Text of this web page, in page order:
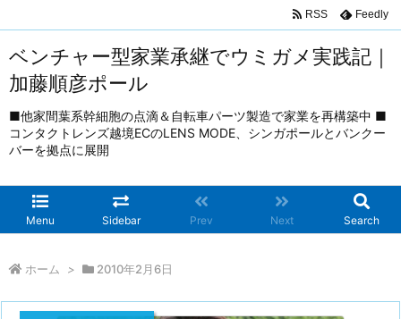
ベンチャー型家業承継でウミガメ実践記｜
加藤順彦ポール
■他家間葉系幹細胞の点滴＆自転車パーツ製造で家業を再構築中 ■
コンタクトレンズ越境ECのLENS MODE、シンガポールとバンクー
バーを拠点に展開
Menu Sidebar Prev Next Search
RSS Feedly
ホーム > 2010年2月6日